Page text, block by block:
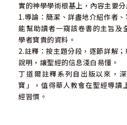
實的神學學術根基上，內容主要分
1.導論：簡潔、詳盡地介紹作者
能幫助讀者一窺該卷書的主旨及
學者寶貴的資料。
2.註釋：按主題分段，逐節詳解
說明，讓聖經的信息淺白易懂。
丁道爾註釋系列自出版以來，
寶」，值得華人教會在聖經導讀
經習慣。